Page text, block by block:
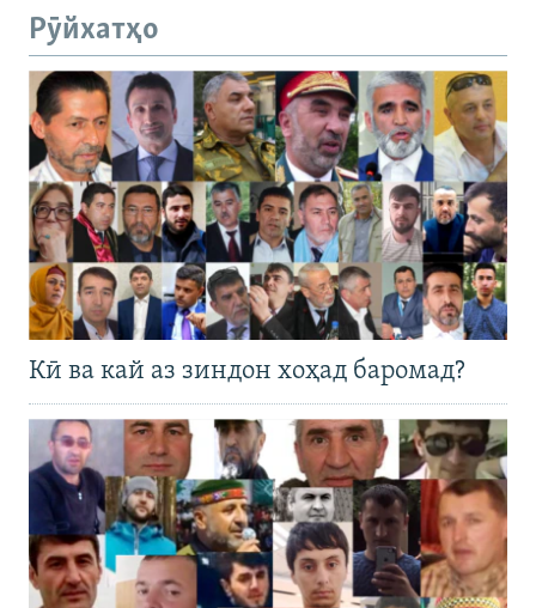
Рӯйхатҳо
Кӣ ва кай аз зиндон хоҳад баромад?